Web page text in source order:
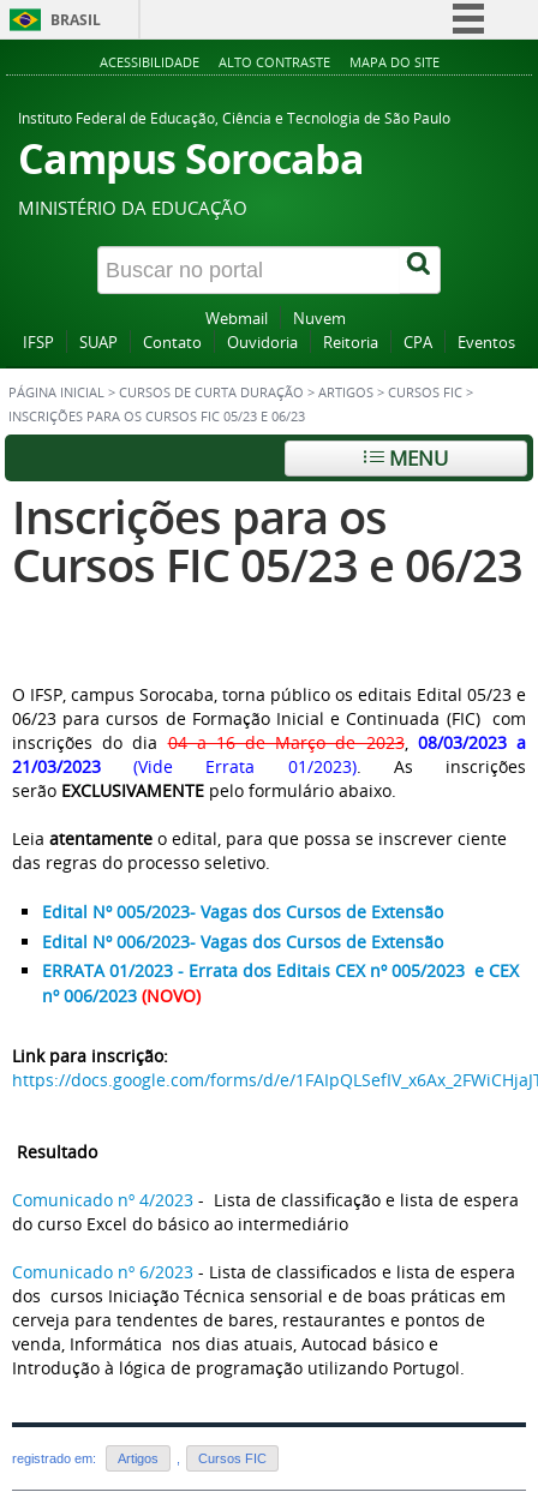
BRASIL
Simplifique!
Acesso à informação
Canais
ACESSIBILIDADE ALTO CONTRASTE MAPA DO SITE
Instituto Federal de Educação, Ciência e Tecnologia de São Paulo
Campus Sorocaba
MINISTÉRIO DA EDUCAÇÃO
Webmail
Nuvem
IFSP
SUAP Contato Ouvidoria Reitoria CPA Eventos
PÁGINA INICIAL > CURSOS DE CURTA DURAÇÃO > ARTIGOS > CURSOS FIC >
INSCRIÇÕES PARA OS CURSOS FIC 05/23 E 06/23
MENU
Inscrições para os
Cursos FIC 05/23 e 06/23
O IFSP, campus Sorocaba, torna público os editais Edital 05/23 e
06/23 para cursos de Formação Inicial e Continuada (FIC) com
inscrições do dia04 a 16 de Março de 2023, 08/03/2023 a
21/03/2023 (Vide Errata 01/2023). As inscrições
serão EXCLUSIVAMENTE pelo formulário abaixo.
Leia atentamente o edital, para que possa se inscrever ciente
das regras do processo seletivo.
Edital Nº 005/2023- Vagas dos Cursos de Extensão
Edital Nº 006/2023- Vagas dos Cursos de Extensão
ERRATA 01/2023 - Errata dos Editais CEX nº 005/2023 e CEX
nº 006/2023 (NOVO)
Link para inscrição:
https://docs.google.com/forms/d/e/
Resultado
Comunicado nº 4/2023 - Lista de classificação e lista de espera
do curso Excel do básico ao intermediário
Comunicado nº 6/2023 - Lista de classificados e lista de espera
dos cursos Iniciação Técnica sensorial e de boas práticas em
cerveja para tendentes de bares, restaurantes e pontos de
venda, Informática nos dias atuais, Autocad básico e
Introdução à lógica de programação utilizando Portugol.
registrado em: Artigos Cursos FIC